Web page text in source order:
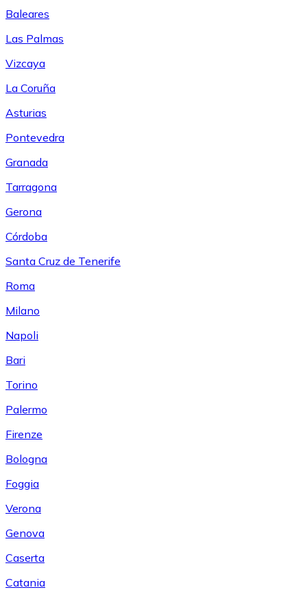
Baleares
Las Palmas
Vizcaya
La Coruña
Asturias
Pontevedra
Granada
Tarragona
Gerona
Córdoba
Santa Cruz de Tenerife
Roma
Milano
Napoli
Bari
Torino
Palermo
Firenze
Bologna
Foggia
Verona
Genova
Caserta
Catania